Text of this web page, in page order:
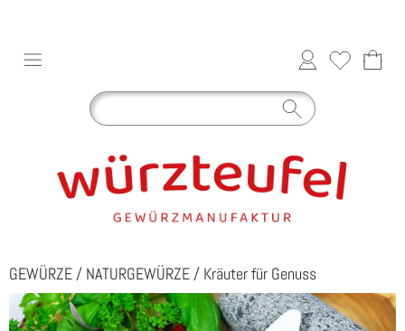
GEWÜRZE / NATURGEWÜRZE / Kräuter für Genuss